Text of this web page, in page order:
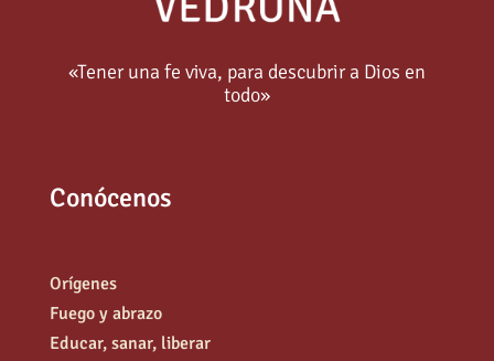
«Tener una fe viva, para descubrir a Dios en
todo»
Conócenos
Orígenes
Fuego y abrazo
Educar, sanar, liberar